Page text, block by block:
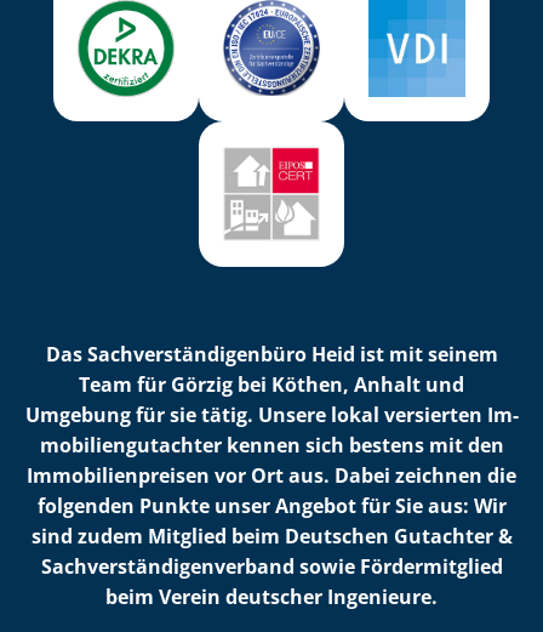
Das Sach­ver­stän­di­gen­bü­ro Heid ist mit seinem
Team für Görzig bei Köthen, Anhalt und
Umgebung für sie tätig. Unsere lokal versierten Im­
mo­bi­li­en­gut­ach­ter kennen sich bestens mit den
Im­mo­bi­li­en­prei­sen vor Ort aus. Dabei zeichnen die
folgenden Punkte unser Angebot für Sie aus: Wir
sind zudem Mitglied beim Deutschen Gutachter &
Sach­ver­stän­di­gen­ver­band sowie Fördermitglied
beim Verein deutscher Ingenieure.